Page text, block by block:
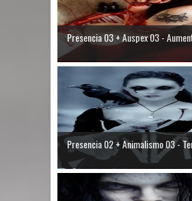
Presencia 03 + Auspex 03 -
Presencia 02 + Animalismo 03 -